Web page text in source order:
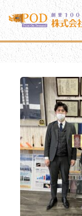
メインコンテンツ
株式会社ペイント
千葉の外壁塗装・
株式会社ペイント
モバイルメニュー
PODのまちづくり
ご相談と流れ
PODについて